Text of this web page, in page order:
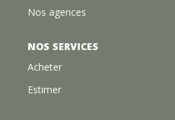
Nos agences
NOS SERVICES
Acheter
Estimer